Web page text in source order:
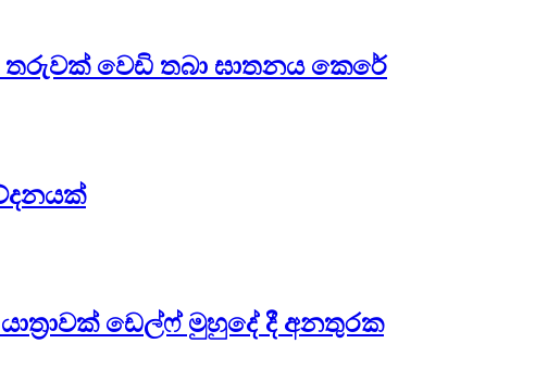
තරුවක් වෙඩි තබා ඝාතනය කෙරේ
ඩෙල්ෆ් මුහුදේ දී අනතුරක